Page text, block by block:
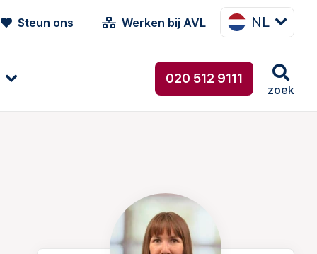
Steun ons Werken bij AVL NL
020 512 9111
zoek